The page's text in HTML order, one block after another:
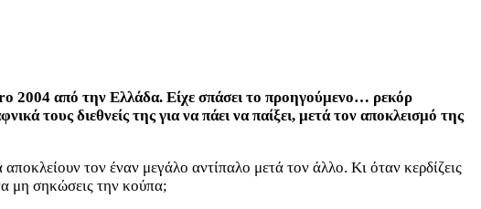
2004 από την Ελλάδα. Είχε σπάσει το προηγούμενο… ρεκόρ
τους διεθνείς της για να πάει να παίξει, μετά τον αποκλεισμό της
τον έναν μεγάλο αντίπαλο μετά τον άλλο. Κι όταν κερδίζεις
μη σηκώσεις την κούπα;